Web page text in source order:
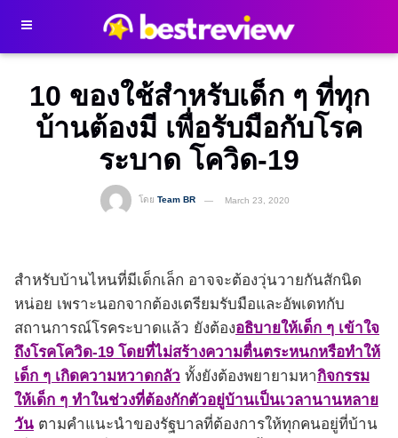
10 ของใช้สำหรับเด็ก ๆ ที่ทุก
บ้านต้องมี เพื่อรับมือกับโรค
ระบาด โควิด-19
โดย Team BR March 23, 2020
สำหรับบ้านไหนที่มีเด็กเล็ก อาจจะต้องวุ่นวายกันสักนิด
หน่อย เพราะนอกจากต้องเตรียมรับมือและอัพเดทกับ
สถานการณ์โรคระบาดแล้ว ยังต้องอธิบายให้เด็ก ๆ เข้าใจ
ถึงโรคโควิด-19 โดยที่ไม่สร้างความตื่นตระหนกหรือทำให้
เด็ก ๆ เกิดความหวาดกลัว ทั้งยังต้องพยายามหากิจกรรม
ให้เด็ก ๆ ทำในช่วงที่ต้องกักตัวอยู่บ้านเป็นเวลานานหลาย
วัน ตามคำแนะนำของรัฐบาลที่ต้องการให้ทุกคนอยู่ที่บ้าน